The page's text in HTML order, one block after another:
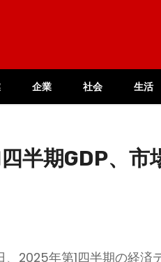
企業 社会 生活
半期GDP、市
、2025年第1四半期の経